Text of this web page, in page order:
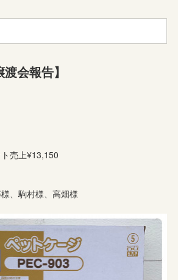
会報告】
売上¥13,150
、駒村様、高畑様